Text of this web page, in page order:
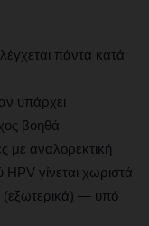
πάντα κατά
υπάρχει
βοηθά
με αναλoρεκτική
γίνεται χωριστά
(εξωτερικά) — υπό